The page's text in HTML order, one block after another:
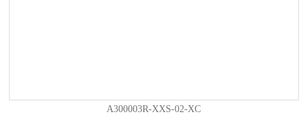
A300003R-XXS-02-XC